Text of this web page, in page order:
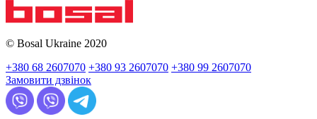
© Bosal Ukraine 2020
+380 68 2607070 +380 93 2607070 +380 99 2607070
Замовити дзвінок